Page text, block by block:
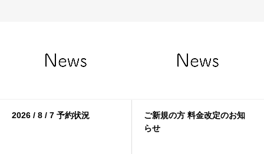
2026 / 8 / 7 予約状況
ご新規の方 料金改定のお知
らせ